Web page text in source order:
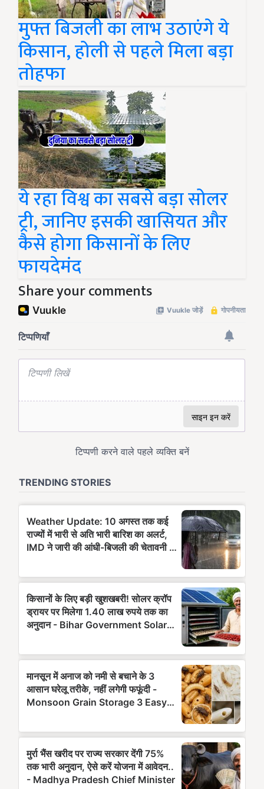
मुफ्त बिजली का लाभ उठाएंगे ये
किसान, होली से पहले मिला बड़ा
तोहफा
ये रहा विश्व का सबसे बड़ा सोलर
ट्री, जानिए इसकी खासियत और
कैसे होगा किसानों के लिए
फायदेमंद
Share your comments